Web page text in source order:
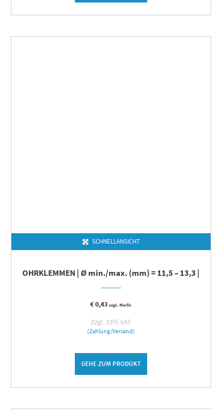
SCHNELLANSICHT
OHRKLEMMEN | Ø min./max. (mm) = 11,5 – 13,3 |
€0,43 zzgl. MwSt.
Zzgl. 19% VAT
(Zahlung/Versand)
GEHE ZUM PRODUKT